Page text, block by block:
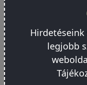
Hirdetéseink
legjobb